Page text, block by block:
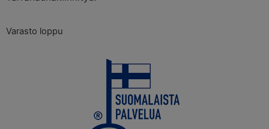
Varasto loppu